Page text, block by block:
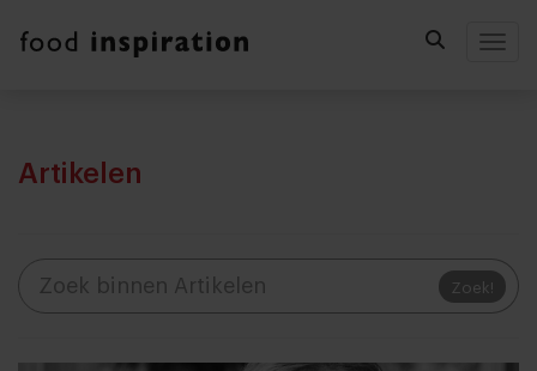
Artikelen
Zoek!